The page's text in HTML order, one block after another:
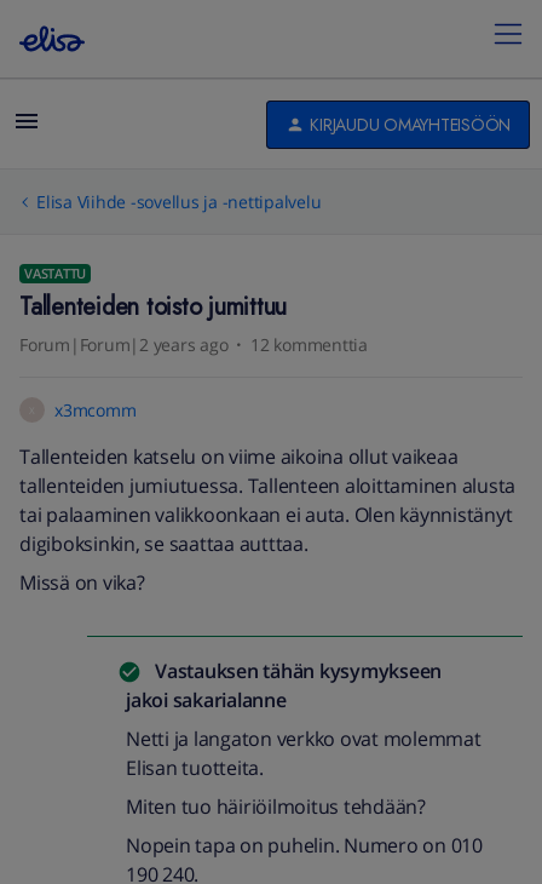
KIRJAUDU OMAYHTEISÖÖN
Elisa Viihde -sovellus ja -nettipalvelu
VASTATTU
Tallenteiden toisto jumittuu
Forum|Forum|2 years ago 12 kommenttia
x3mcomm
Tallenteiden katselu on viime aikoina ollut vaikeaa
tallenteiden jumiutuessa. Tallenteen aloittaminen alusta
tai palaaminen valikkoonkaan ei auta. Olen käynnistänyt
digiboksinkin, se saattaa autttaa.
Missä on vika?
Vastauksen tähän kysymykseen
jakoi sakarialanne
Netti ja langaton verkko ovat molemmat
Elisan tuotteita.
Miten tuo häiriöilmoitus tehdään?
Nopein tapa on puhelin. Numero on 010
190 240.